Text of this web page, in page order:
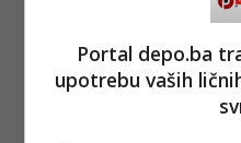
Portal depo.ba
upotrebu vaših